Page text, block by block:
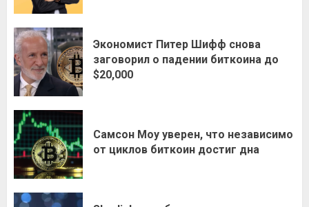
Экономист Питер Шифф снова
заговорил о падении биткоина до
$20,000
Самсон Моу уверен, что независимо
от циклов биткоин достиг дна